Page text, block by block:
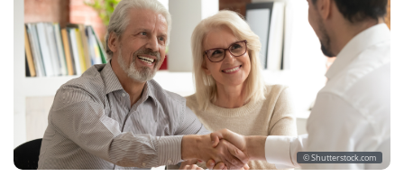
© Shutterstock.com